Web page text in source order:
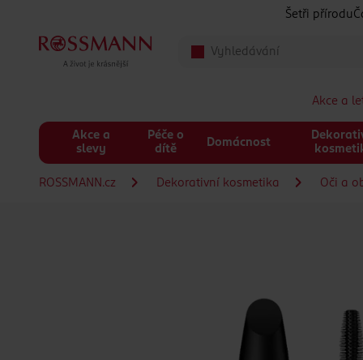
Šetři přírodu
Akce a
Akce a
slevy
Péče o
dítě
Domácnost
ROSSMANN.cz Dekorativní kosmetika Oči a